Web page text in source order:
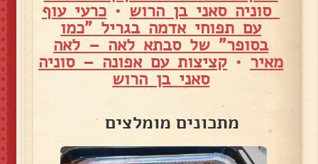
סוניה סאני בן הרוש • כרעי עוף
עם תפוחי אדמה בגריל "כמו
בסופר" של סבתא לאה – לאה
מאיר • קציצות עם אפונה – סוניה
סאני בן הרוש
מתכונים מומלצים